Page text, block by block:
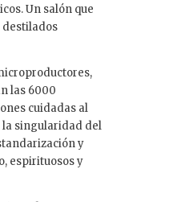
Un salón que
destilados
las 6000
cuidadas al
singularidad del
y
espirituosos y